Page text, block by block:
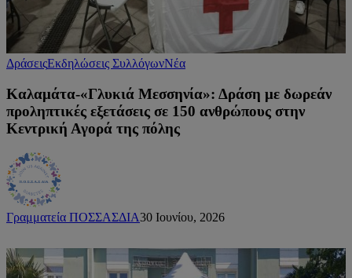
ΔράσειςΕκδηλώσεις ΣυλλόγωνΝέα
Καλαμάτα-«Γλυκιά Μεσσηνία»: Δράση με δωρεάν
προληπτικές εξετάσεις σε 150 ανθρώπους στην
Κεντρική Αγορά της πόλης
Γραμματεία ΠΟΣΣΑΣΔΙΑ30 Ιουνίου, 2026